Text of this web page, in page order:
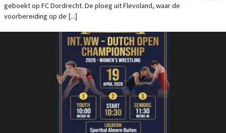
geboekt op FC Dordrecht. De ploeg uit Flevoland, waar de
voorbereiding op de [...]